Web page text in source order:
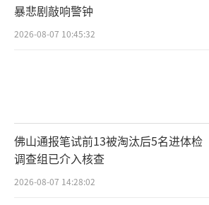
暴悲剧敲响警钟
2026-08-07 10:45:32
佛山通报笔试前13被淘汰后5名进体检
调查组已介入核查
2026-08-07 14:28:02